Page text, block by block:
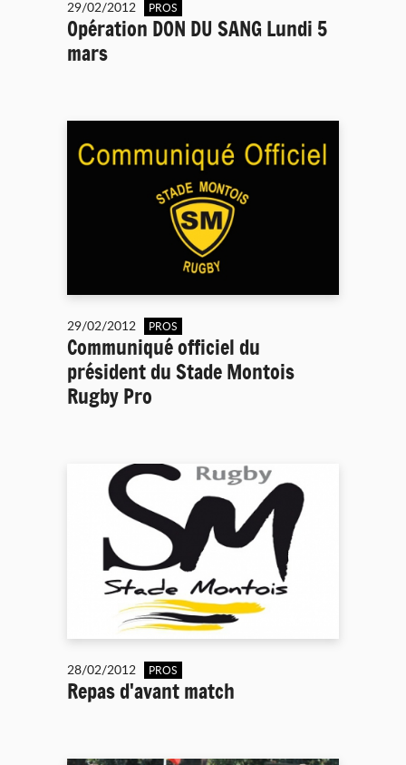
29/02/2012 PROS
Opération DON DU SANG Lundi 5
mars
29/02/2012 PROS
Communiqué officiel du
président du Stade Montois
Rugby Pro
28/02/2012 PROS
Repas d'avant match